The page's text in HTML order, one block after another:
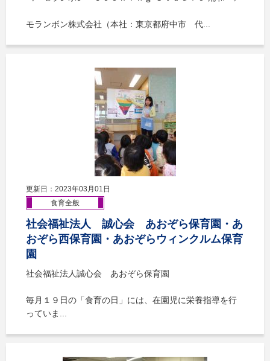
モランボン株式会社（本社：東京都府中市 代...
更新日：2023年03月01日
食育全般
社会福祉法人 誠心会 あおぞら保育園・あ
おぞら西保育園・あおぞらウィンクルム保育
園
社会福祉法人誠心会 あおぞら保育園
毎月１９日の「食育の日」には、在園児に栄養指導を行
っていま...